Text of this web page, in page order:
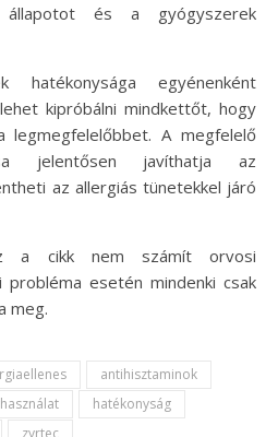
állapotot és a gyógyszerek
hatékonysága egyénenként
kipróbálni mindkettőt, hogy
legmegfelelőbbet. A megfelelő
jelentősen javíthatja az
az allergiás tünetekkel járó
a cikk nem számít orvosi
probléma esetén mindenki csak
meg.
antihisztaminok
hatékonyság
zyrtec